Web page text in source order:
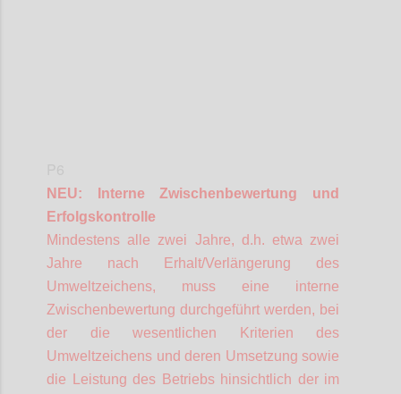
NEU: Interne Zwischenbewertung und
Erfolgskontrolle
Mindestens alle zwei Jahre, d.h. etwa zwei
Jahre nach Erhalt/Verlängerung des
Umweltzeichens, muss eine interne
Zwischenbewertung durchgeführt werden, bei
der die wesentlichen Kriterien des
Umweltzeichens und deren Umsetzung sowie
die Leistung des Betriebs hinsichtlich der im